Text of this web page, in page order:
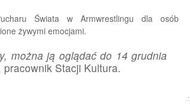
Świata w Armwrestlingu dla osób
żywymi emocjami.
można ją oglądać do 14 grudnia
pracownik Stacji Kultura.
Źródło: